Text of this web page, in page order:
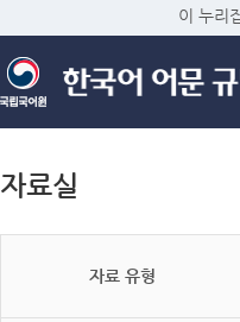
이 누리
자료실
자료 유형